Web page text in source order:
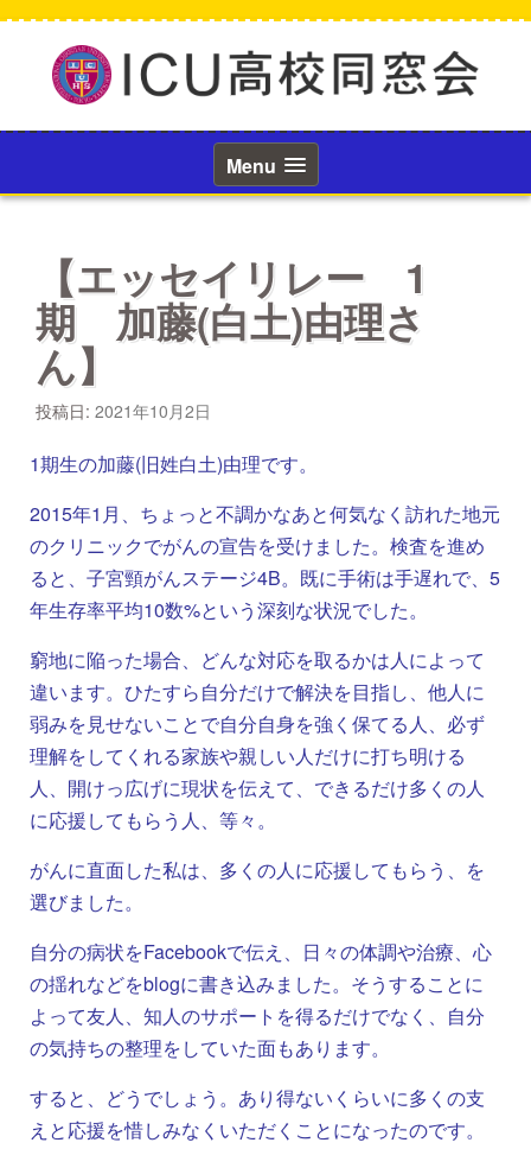
へ
ッ
Menu
【エッセイリレー 1
期 加藤(白土)由理さ
ん】
投稿日: 2021年10月2日
1期生の加藤(旧姓白土)由理です。
2015年1月、ちょっと不調かなあと何気なく訪れた地元
のクリニックでがんの宣告を受けました。検査を進め
ると、子宮頸がんステージ4B。既に手術は手遅れで、5
年生存率平均10数%という深刻な状況でした。
窮地に陥った場合、どんな対応を取るかは人によって
違います。ひたすら自分だけで解決を目指し、他人に
弱みを見せないことで自分自身を強く保てる人、必ず
理解をしてくれる家族や親しい人だけに打ち明ける
人、開けっ広げに現状を伝えて、できるだけ多くの人
に応援してもらう人、等々。
がんに直面した私は、多くの人に応援してもらう、を
選びました。
自分の病状をFacebookで伝え、日々の体調や治療、心
の揺れなどをblogに書き込みました。そうすることに
よって友人、知人のサポートを得るだけでなく、自分
の気持ちの整理をしていた面もあります。
すると、どうでしょう。あり得ないくらいに多くの支
えと応援を惜しみなくいただくことになったのです。